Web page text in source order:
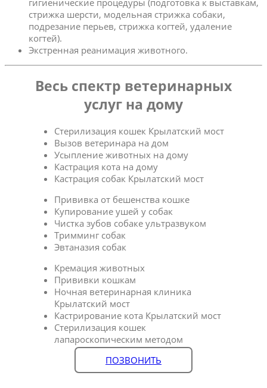
стрижка шерсти, модельная стрижка собаки,
подрезание перьев, стрижка когтей, удаление
когтей).
Экстренная реанимация животного.
Весь спектр ветеринарных
услуг на дому
Стерилизация кошек Крылатский мост
Вызов ветеринара на дом
Усыпление животных на дому
Кастрация кота на дому
Кастрация собак Крылатский мост
Прививка от бешенства кошке
Купирование ушей у собак
Чистка зубов собаке ультразвуком
Тримминг собак
Эвтаназия собак
Кремация животных
Прививки кошкам
Ночная ветеринарная клиника
Крылатский мост
Кастрирование кота Крылатский мост
Стерилизация кошек
лапароскопическим методом
ПОЗВОНИТЬ